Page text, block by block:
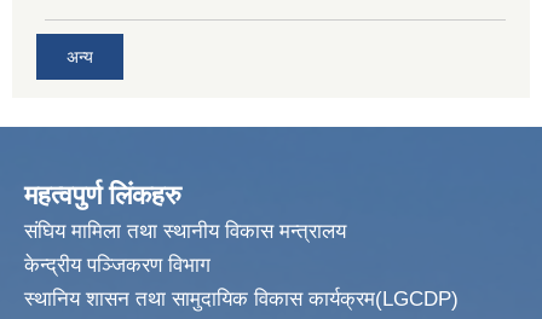
अन्य
महत्वपुर्ण लिंकहरु
संघिय मामिला तथा स्थानीय विकास मन्त्रालय
केन्द्रीय पञ्जिकरण विभाग
स्थानिय शासन तथा सामुदायिक विकास कार्यक्रम(LGCDP)